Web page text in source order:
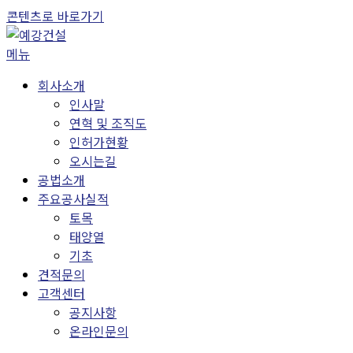
콘텐츠로 바로가기
메뉴
회사소개
인사말
연혁 및 조직도
인허가현황
오시는길
공법소개
주요공사실적
토목
태양열
기초
견적문의
고객센터
공지사항
온라인문의